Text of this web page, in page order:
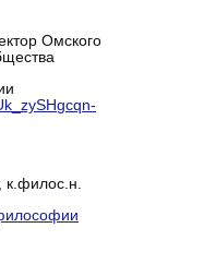
Омского
к.филос.н.